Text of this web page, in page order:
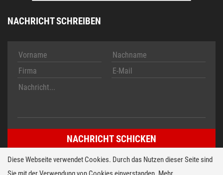
NACHRICHT SCHREIBEN
Diese Webseite verwendet Cookies. Durch das Nutzen dieser Seite sind